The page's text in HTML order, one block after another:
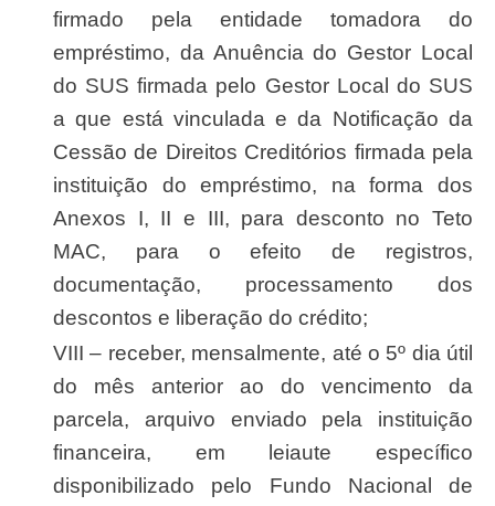
firmado pela entidade tomadora do
empréstimo, da Anuência do Gestor Local
do SUS firmada pelo Gestor Local do SUS
a que está vinculada e da Notificação da
Cessão de Direitos Creditórios firmada pela
instituição do empréstimo, na forma dos
Anexos I, II e III, para desconto no Teto
MAC, para o efeito de registros,
documentação, processamento dos
descontos e liberação do crédito;
VIII – receber, mensalmente, até o 5º dia útil
do mês anterior ao do vencimento da
parcela, arquivo enviado pela instituição
financeira, em leiaute específico
disponibilizado pelo Fundo Nacional de